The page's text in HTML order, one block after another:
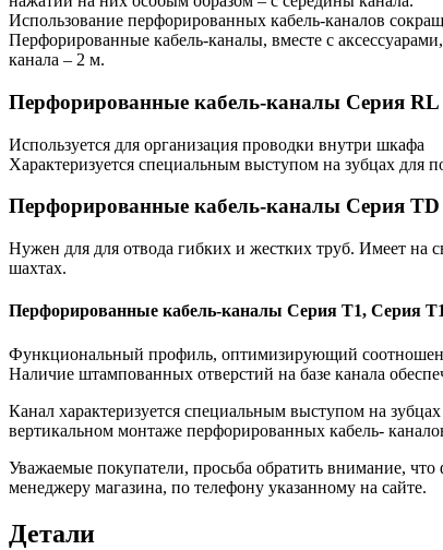
Использование перфорированных кабель-каналов
Перфорированные кабель-каналы, вместе с
канала – 2 м.
Перфорированные кабель-каналы Серия RL
Используется для организация проводки внутри шкафа
Характеризуется специальным выступом на зубцах для
Перфорированные кабель-каналы Серия TD
Нужен для для отвода гибких и жестких труб. Имеет на
шахтах.
Перфорированные кабель-каналы Серия Т1, Серия
Функциональный профиль, оптимизирующий
Наличие штампованных отверстий на базе канала
Канал характеризуется специальным выступом на
вертикальном монтаже перфорированных кабель-
Уважаемые покупатели, просьба обратить внимание, что
менеджеру магазина, по телефону указанному на сайте.
Детали